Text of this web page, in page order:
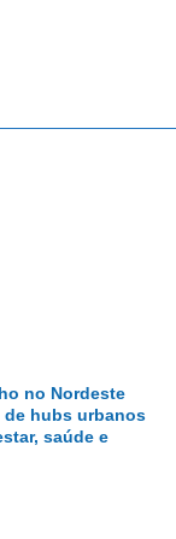
no Nordeste
de hubs urbanos
saúde e